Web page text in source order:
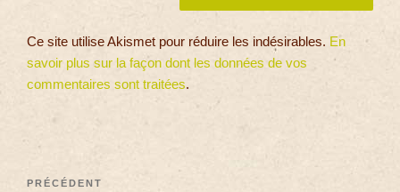
Ce site utilise Akismet pour réduire les indésirables. En
savoir plus sur la façon dont les données de vos
commentaires sont traitées.
PRÉCÉDENT